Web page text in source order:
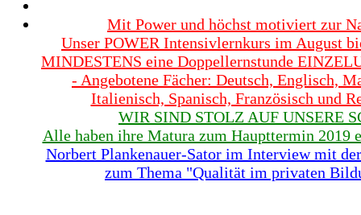
Mit Power und höchst motiviert zur
Unser POWER Intensivlernkurs im August
MINDESTENS eine Doppellernstunde
- Angebotene Fächer: Deutsch, Englisch,
Italienisch, Spanisch, Französisch und
WIR SIND STOLZ AUF UNSERE
Alle haben ihre Matura zum Haupttermin 2019
Norbert Plankenauer-Sator im Interview mit
zum Thema "Qualität im privaten